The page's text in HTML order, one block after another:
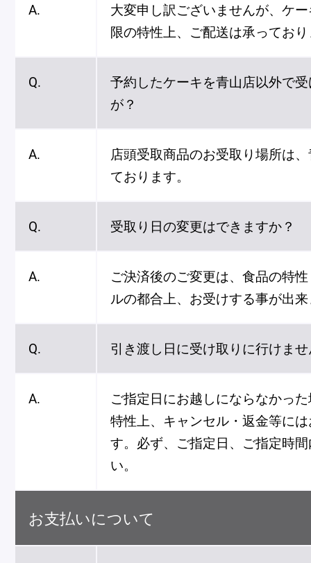
A.
大変申し訳ございませんが、ケ
限の特性上、ご配送は承ってお
Q.
予約したケーキを青山店以外で
が？
A.
店頭受取商品のお受取り場所は
ております。
Q. 受取り日の変更はできますか？
A.
ご決済後のご変更は、食品の特
ルの都合上、お受けする事が出
Q. 引き渡し日に受け取りに行けま
A.
ご指定日にお越しにならなかっ
特性上、キャンセル・返金等に
す。必ず、ご指定日、ご指定時
い。
お支払いについて